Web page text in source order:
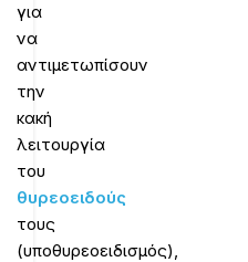
για
να
αντιμετωπίσουν
την
κακή
λειτουργία
του
θυρεοειδούς
τους
(υποθυρεοειδισμός),